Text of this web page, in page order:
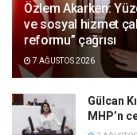
Özlem Akarken:
ve sosyal hizmet
reformu” çağrısı
7 AĞUSTOS 2026
Gülcan
MHP’n